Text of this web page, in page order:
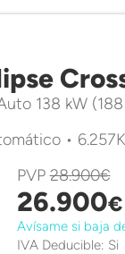
138 kW
•
PVP28.900€
26.900€
Avísame si baja
IVA Deducible: Si